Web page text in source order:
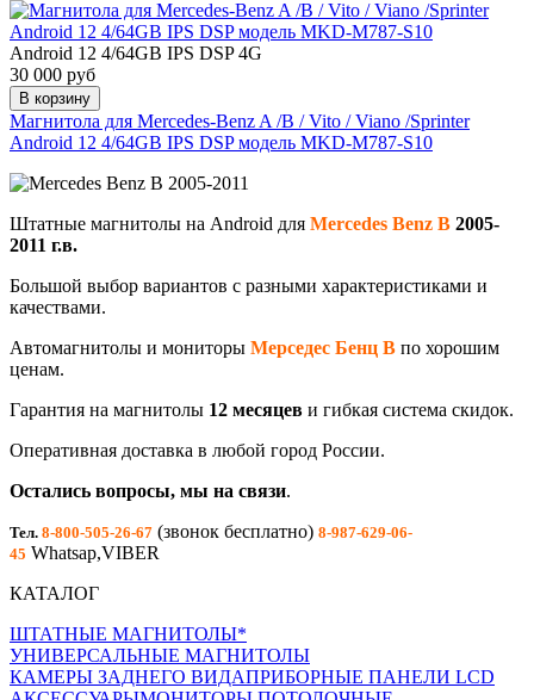
Android 12 4/64GB IPS DSP 4G
30 000 руб
В корзину
Магнитола для Mercedes-Benz A /B / Vito / Viano /Sprinter
Android 12 4/64GB IPS DSP модель MKD-M787-S10
Штатные магнитолы на Android для Mercedes Benz B 2005-
2011 г.в.
Большой выбор вариантов с разными характеристиками и
качествами.
Автомагнитолы и мониторы Мерседес Бенц B по хорошим
ценам.
Гарантия на магнитолы 12 месяцев и гибкая система скидок.
Оперативная доставка в любой город России.
Остались вопросы, мы на связи.
Тел. 8-800-505-26-67 (звонок бесплатно) 8-987-629-06-
45 Whatsap,VIBER
КАТАЛОГ
ШТАТНЫЕ МАГНИТОЛЫ*
УНИВЕРСАЛЬНЫЕ МАГНИТОЛЫ
КАМЕРЫ ЗАДНЕГО ВИДАПРИБОРНЫЕ ПАНЕЛИ LCD